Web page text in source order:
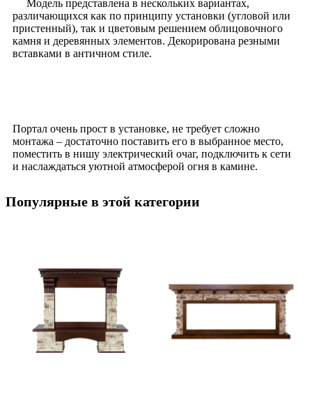
Модель представлена в нескольких вариантах,
различающихся как по принципу установки (угловой или
пристенный), так и цветовым решением облицовочного
камня и деревянных элементов. Декорирована резными
вставками в античном стиле.
Портал очень прост в установке, не требует сложно
монтажа – достаточно поставить его в выбранное место,
поместить в нишу электрический очаг, подключить к сети
и наслаждаться уютной атмосферой огня в камине.
Популярные в этой категории